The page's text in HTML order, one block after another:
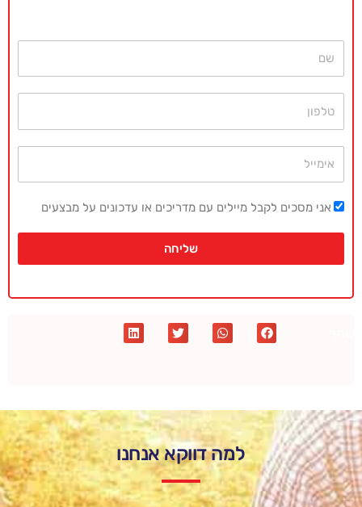
אני מסכים לקבל מיילים עם מדריכים או עדכונים על מבצעים
שליחה
למה דווקא אנחנו